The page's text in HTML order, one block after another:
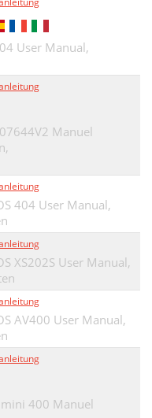
User Manual,
Manuel
404 User Manual,
XS202S User Manual,
AV400 User Manual,
400 Manuel